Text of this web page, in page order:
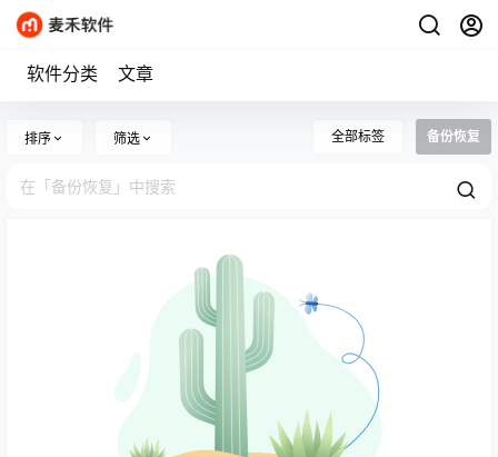
软件分类 文章
排序 筛选 全部标签 备份恢复